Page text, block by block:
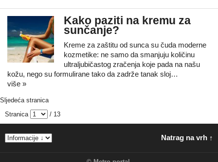
Kako paziti na kremu za
sunčanje?
Kreme za zaštitu od sunca su čuda moderne
kozmetike: ne samo da smanjuju količinu
ultraljubičastog zračenja koje pada na našu
kožu, nego su formulirane tako da zadrže tanak sloj…
više »
Sljedeća stranica
Stranica
/ 13
Natrag na vrh ↑